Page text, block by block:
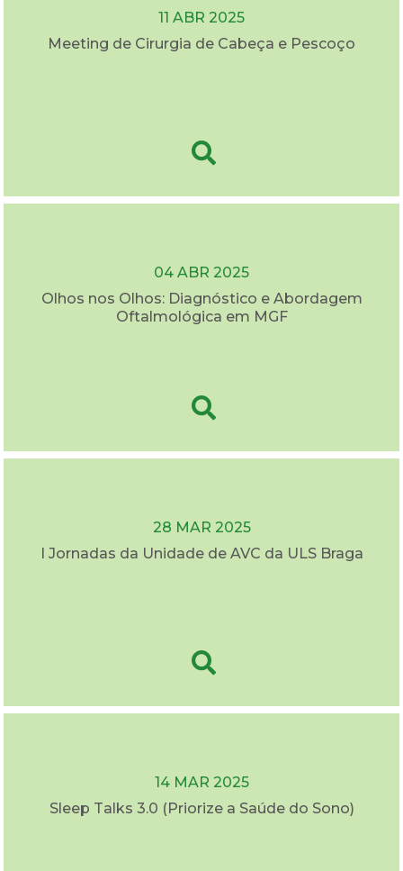
11 ABR 2025
Meeting de Cirurgia de Cabeça e Pescoço
04 ABR 2025
Olhos nos Olhos: Diagnóstico e Abordagem
Oftalmológica em MGF
28 MAR 2025
I Jornadas da Unidade de AVC da ULS Braga
14 MAR 2025
Sleep Talks 3.0 (Priorize a Saúde do Sono)